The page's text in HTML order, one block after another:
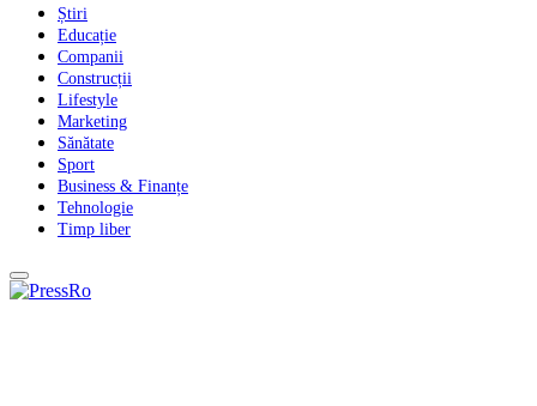
Știri
Educație
Companii
Construcții
Lifestyle
Marketing
Sănătate
Sport
Business & Finanțe
Tehnologie
Timp liber